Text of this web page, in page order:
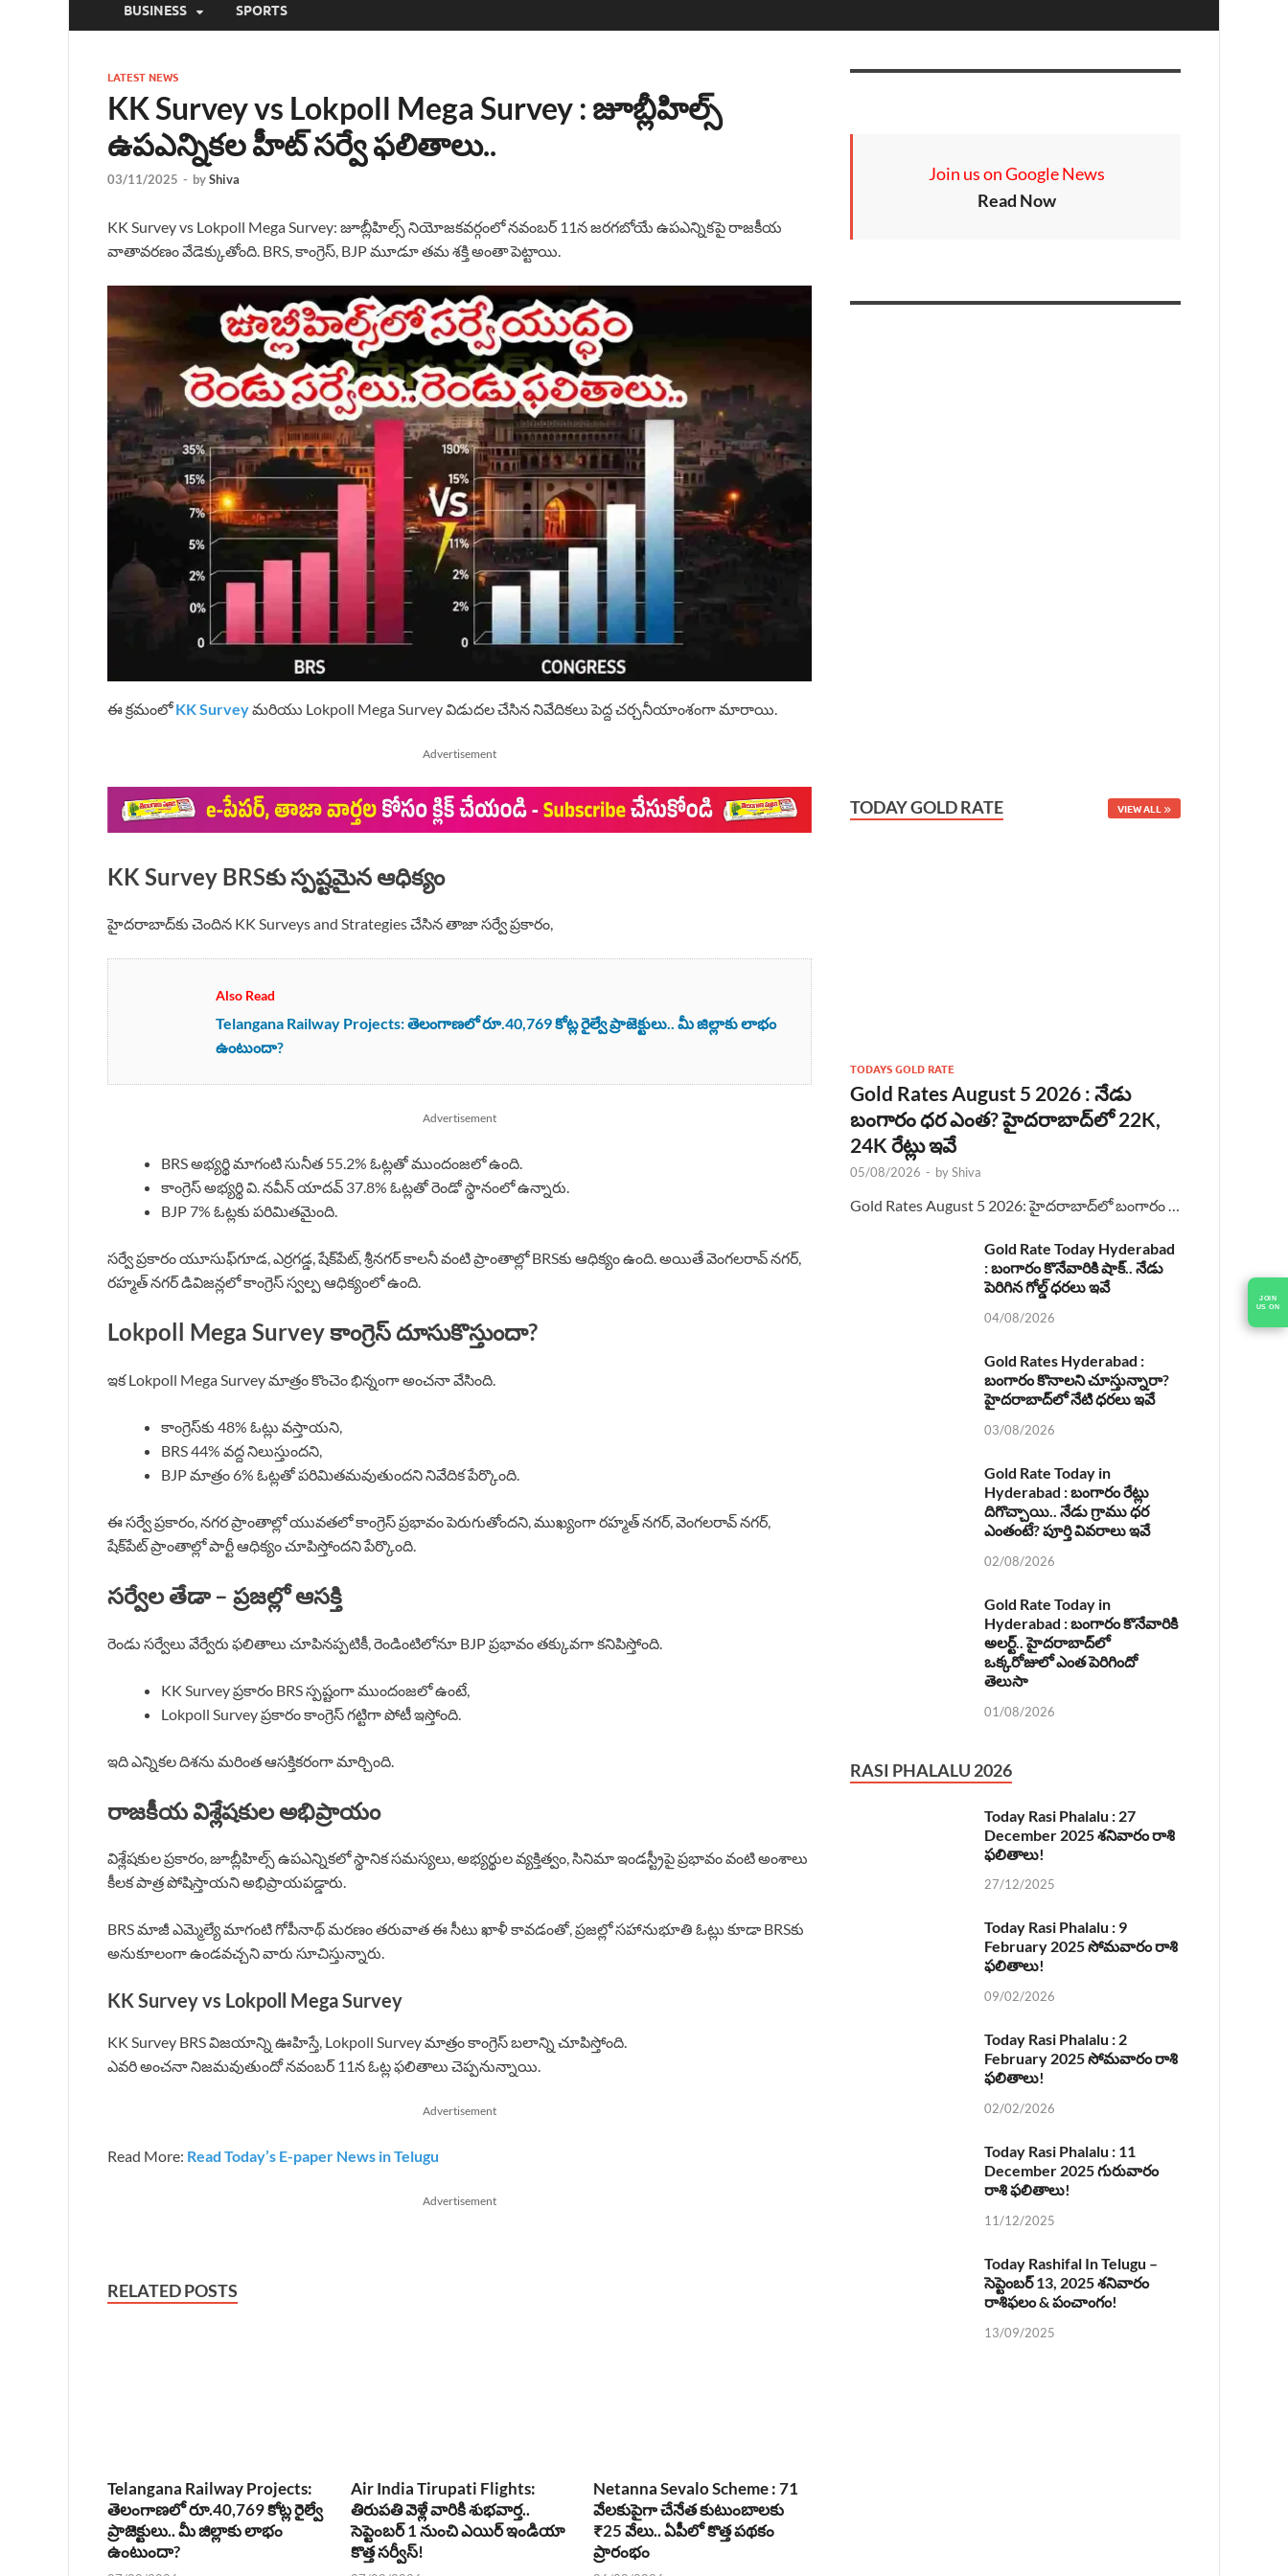
BUSINESS SPORTS
LATEST NEWS
KK Survey vs Lokpoll Mega Survey : జూబ్లీహిల్స్
ఉపఎన్నికల హీట్ సర్వే ఫలితాలు..
03/11/2025 - byShiva
KK Survey vs Lokpoll Mega Survey: జూబ్లీహిల్స్ నియోజకవర్గంలో నవంబర్ 11న జరగబోయే ఉపఎన్నికపై రాజకీయ
వాతావరణం వేడెక్కుతోంది. BRS, కాంగ్రెస్, BJP మూడూ తమ శక్తి అంతా పెట్టాయి.
ఈ క్రమంలోKK Surveyమరియు Lokpoll Mega Survey విడుదల చేసిన నివేదికలు పెద్ద చర్చనీయాంశంగా మారాయి.
Advertisement
KK Survey BRSకు స్పష్టమైన ఆధిక్యం
హైదరాబాద్‌కు చెందిన KK Surveys and Strategies చేసిన తాజా సర్వే ప్రకారం,
Also Read
Telangana Railway Projects: తెలంగాణలో రూ.40,769 కోట్ల రైల్వే ప్రాజెక్టులు.. మీ జిల్లాకు లాభం
ఉంటుందా?
Advertisement
BRS అభ్యర్థి మాగంటి సునీత 55.2% ఓట్లతో ముందంజలో ఉంది.
కాంగ్రెస్ అభ్యర్థి వి. నవీన్ యాదవ్ 37.8% ఓట్లతో రెండో స్థానంలో ఉన్నారు.
BJP 7% ఓట్లకు పరిమితమైంది.
సర్వే ప్రకారం యూసుఫ్‌గూడ, ఎర్రగడ్డ, షేక్‌పేట్, శ్రీనగర్ కాలనీ వంటి ప్రాంతాల్లో BRSకు ఆధిక్యం ఉంది. అయితే వెంగలరావ్ నగర్,
రహ్మత్ నగర్ డివిజన్లలో కాంగ్రెస్ స్వల్ప ఆధిక్యంలో ఉంది.
Lokpoll Mega Survey కాంగ్రెస్ దూసుకొస్తుందా?
ఇక Lokpoll Mega Survey మాత్రం కొంచెం భిన్నంగా అంచనా వేసింది.
కాంగ్రెస్‌కు 48% ఓట్లు వస్తాయని,
BRS 44% వద్ద నిలుస్తుందని,
BJP మాత్రం 6% ఓట్లతో పరిమితమవుతుందని నివేదిక పేర్కొంది.
ఈ సర్వే ప్రకారం, నగర ప్రాంతాల్లో యువతలో కాంగ్రెస్ ప్రభావం పెరుగుతోందని, ముఖ్యంగా రహ్మత్ నగర్, వెంగలరావ్ నగర్,
షేక్‌పేట్ ప్రాంతాల్లో పార్టీ ఆధిక్యం చూపిస్తోందని పేర్కొంది.
సర్వేల తేడా – ప్రజల్లో ఆసక్తి
రెండు సర్వేలు వేర్వేరు ఫలితాలు చూపినప్పటికీ, రెండింటిలోనూ BJP ప్రభావం తక్కువగా కనిపిస్తోంది.
KK Survey ప్రకారం BRS స్పష్టంగా ముందంజలో ఉంటే,
Lokpoll Survey ప్రకారం కాంగ్రెస్ గట్టిగా పోటీ ఇస్తోంది.
ఇది ఎన్నికల దిశను మరింత ఆసక్తికరంగా మార్చింది.
రాజకీయ విశ్లేషకుల అభిప్రాయం
విశ్లేషకుల ప్రకారం, జూబ్లీహిల్స్ ఉపఎన్నికలో స్థానిక సమస్యలు, అభ్యర్థుల వ్యక్తిత్వం, సినిమా ఇండస్ట్రీపై ప్రభావం వంటి అంశాలు
కీలక పాత్ర పోషిస్తాయని అభిప్రాయపడ్డారు.
BRS మాజీ ఎమ్మెల్యే మాగంటి గోపీనాథ్ మరణం తరువాత ఈ సీటు ఖాళీ కావడంతో, ప్రజల్లో సహానుభూతి ఓట్లు కూడా BRSకు
అనుకూలంగా ఉండవచ్చని వారు సూచిస్తున్నారు.
KK Survey vs Lokpoll Mega Survey
KK Survey BRS విజయాన్ని ఊహిస్తే, Lokpoll Survey మాత్రం కాంగ్రెస్ బలాన్ని చూపిస్తోంది.
ఎవరి అంచనా నిజమవుతుందో నవంబర్ 11న ఓట్ల ఫలితాలు చెప్పనున్నాయి.
Advertisement
Read More: Read Today’s E-paper News in Telugu
Advertisement
RELATED POSTS
Telangana Railway Projects:
తెలంగాణలో రూ.40,769 కోట్ల రైల్వే
ప్రాజెక్టులు.. మీ జిల్లాకు లాభం
ఉంటుందా?
Air India Tirupati Flights:
తిరుపతి వెళ్లే వారికి శుభవార్త..
సెప్టెంబర్ 1 నుంచి ఎయిర్ ఇండియా
కొత్త సర్వీస్!
Netanna Sevalo Scheme : 71
వేలకుపైగా చేనేత కుటుంబాలకు
₹25 వేలు.. ఏపీలో కొత్త పథకం
ప్రారంభం
Join us on Google News
Read Now
TODAY GOLD RATE VIEW ALL
TODAYS GOLD RATE
Gold Rates August 5 2026 : నేడు
బంగారం ధర ఎంత? హైదరాబాద్‌లో 22K,
24K రేట్లు ఇవే
05/08/2026 - byShiva
Gold Rates August 5 2026: హైదరాబాద్‌లో బంగారం …
Gold Rate Today Hyderabad
: బంగారం కొనేవారికి షాక్.. నేడు
పెరిగిన గోల్డ్ ధరలు ఇవే
04/08/2026
Gold Rates Hyderabad :
బంగారం కొనాలని చూస్తున్నారా?
హైదరాబాద్‌లో నేటి ధరలు ఇవే
03/08/2026
Gold Rate Today in
Hyderabad : బంగారం రేట్లు
దిగొచ్చాయి.. నేడు గ్రాము ధర
ఎంతంటే? పూర్తి వివరాలు ఇవే
02/08/2026
Gold Rate Today in
Hyderabad : బంగారం కొనేవారికి
అలర్ట్.. హైదరాబాద్‌లో
ఒక్కరోజులో ఎంత పెరిగిందో
తెలుసా
01/08/2026
RASI PHALALU 2026
Today Rasi Phalalu : 27
December 2025 శనివారం రాశి
ఫలితాలు!
27/12/2025
Today Rasi Phalalu : 9
February 2025 సోమవారం రాశి
ఫలితాలు!
09/02/2026
Today Rasi Phalalu : 2
February 2025 సోమవారం రాశి
ఫలితాలు!
02/02/2026
Today Rasi Phalalu : 11
December 2025 గురువారం
రాశి ఫలితాలు!
11/12/2025
Today Rashifal In Telugu –
సెప్టెంబర్ 13, 2025 శనివారం
రాశిఫలం & పంచాంగం!
13/09/2025